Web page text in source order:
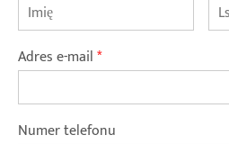
Adres e-mail*
Numer telefonu